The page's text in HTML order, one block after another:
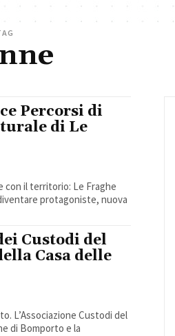
Percorsi di
di Le
con il territorio: Le Fraghe
protagoniste, nuova
Custodi del
Casa delle
L’Associazione Custodi del
di Bomporto e la